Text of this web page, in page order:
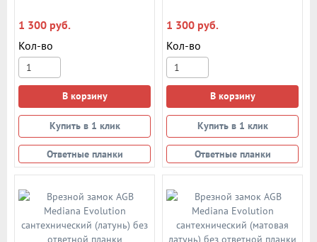
1 300 руб.
Кол-во
В корзину
Купить в 1 клик
Ответные планки
1 300 руб.
Кол-во
В корзину
Купить в 1 клик
Ответные планки